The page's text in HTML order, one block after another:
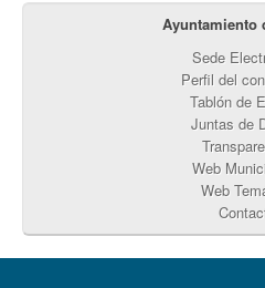
Ayuntamiento
Sede
Perfil del
Tablón de
Juntas de
Web
Web